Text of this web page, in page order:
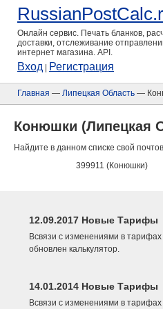
Онлайн сервис. Печать бланков,
доставки, отслеживание
интернет магазина. API.
Вход Регистрация
Главная — Липецкая Область —
Конюшки (Липецкая
Найдите в данном списке свой
399911 (Конюшки)
12.09.2017 Новые Тарифы
Всвязи с изменениями в
обновлен калькулятор.
14.01.2014 Новые Тарифы
Всвязи с изменениями в